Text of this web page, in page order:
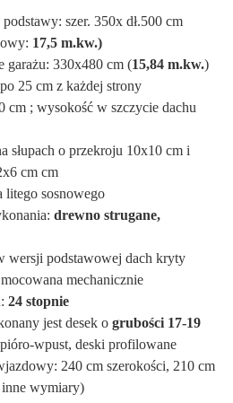
szer. 350x dł.500 cm
17,5 m.kw.)
garażu: 330x480 cm (15,84 m.kw.)
25 cm z każdej strony
cm ; wysokość w szczycie dachu
słupach o przekroju 10x10 cm i
cm cm
litego sosnowego
drewno strugane,
wersji podstawowej dach kryty
mechanicznie
24 stopnie
jest desek o grubości 17-19
pióro-wpust, deski profilowane
240 cm szerokości, 210 cm
wymiary)